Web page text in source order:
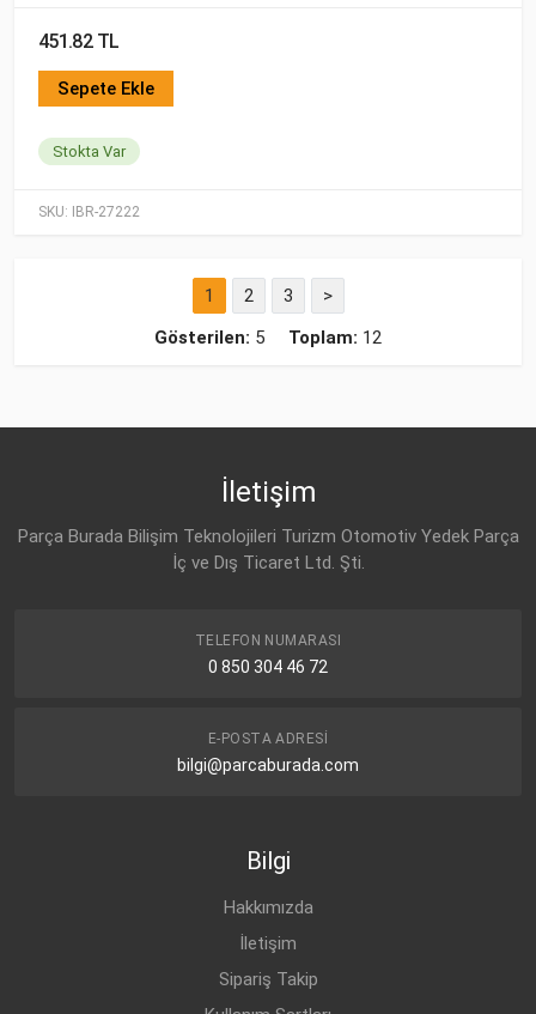
SKU: IBR-27222
451.82 TL
Sepete Ekle
Stokta Var
1 2 3
>
Gösterilen: 5 Toplam: 12
İletişim
Parça Burada Bilişim Teknolojileri Turizm Otomotiv Yedek Parça
İç ve Dış Ticaret Ltd. Şti.
TELEFON NUMARASI
0 850 304 46 72
E-POSTA ADRESI
bilgi@parcaburada.com
Bilgi
Hakkımızda
İletişim
Sipariş Takip